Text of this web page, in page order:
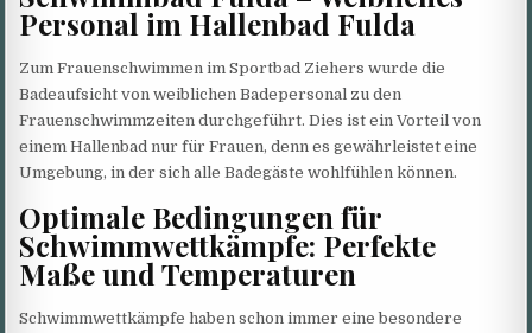
Personal im Hallenbad Fulda
Zum Frauenschwimmen im Sportbad Ziehers wurde die
Badeaufsicht von weiblichen Badepersonal zu den
Frauenschwimmzeiten durchgeführt. Dies ist ein Vorteil von
einem Hallenbad nur für Frauen, denn es gewährleistet eine
Umgebung, in der sich alle Badegäste wohlfühlen können.
Optimale Bedingungen für
Schwimmwettkämpfe: Perfekte
Maße und Temperaturen
Schwimmwettkämpfe haben schon immer eine besondere